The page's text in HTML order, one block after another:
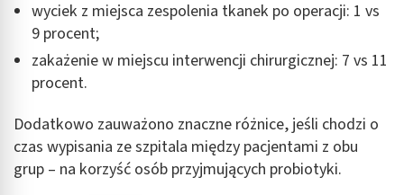
wyciek z miejsca zespolenia tkanek po operacji: 1 vs
9 procent;
zakażenie w miejscu interwencji chirurgicznej: 7 vs 11
procent.
Dodatkowo zauważono znaczne różnice, jeśli chodzi o
czas wypisania ze szpitala między pacjentami z obu
grup – na korzyść osób przyjmujących probiotyki.